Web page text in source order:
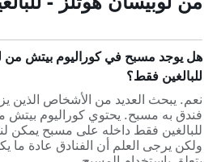
هل يوجد مسبح في كوراليوم بيتش من
للبالغين فقط؟
نعم. يبحث العديد من الأشخاص الذين
فندق به مسبح. يحتوي كوراليوم بيتش
للبالغين فقط داخله على مسبح يمكن
ولكن يرجى العلم أن الفنادق عادة ما